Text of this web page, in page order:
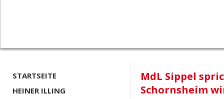
STARTSEITE
HEINER ILLING
MdL Sippel
Schornsheim